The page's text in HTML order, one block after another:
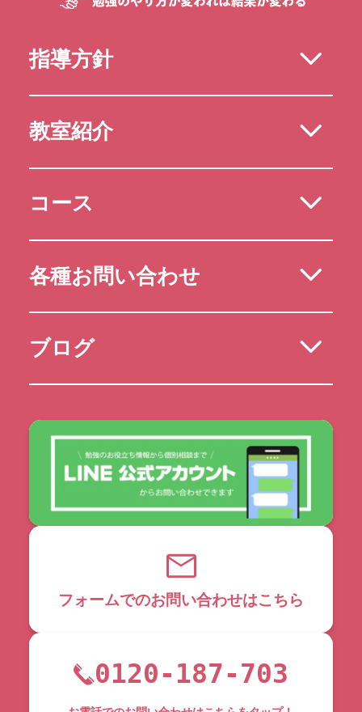
指導方針
教室紹介
コース
各種お問い合わせ
ブログ
フォームでのお問い合わせはこちら
0120-187-703